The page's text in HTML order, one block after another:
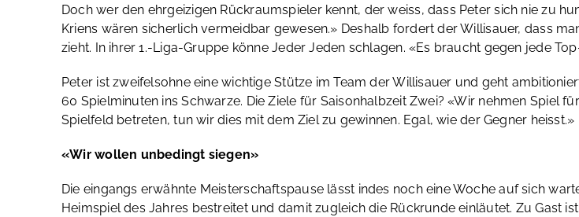
Doch wer den ehrgeizigen Rückraumspieler kennt, der weiss, dass Peter sich nie zu
Kriens wären sicherlich vermeidbar gewesen.» Deshalb fordert der Willisauer, dass
zieht. In ihrer 1.-Liga-Gruppe könne Jeder Jeden schlagen. «Es braucht gegen jede
Peter ist zweifelsohne eine wichtige Stütze im Team der Willisauer und geht
60 Spielminuten ins Schwarze. Die Ziele für Saisonhalbzeit Zwei? «Wir nehmen Spiel
Spielfeld betreten, tun wir dies mit dem Ziel zu gewinnen. Egal, wie der Gegner heisst.»
«Wir wollen unbedingt siegen»
Die eingangs erwähnte Meisterschaftspause lässt indes noch eine Woche auf sich
Heimspiel des Jahres bestreitet und damit zugleich die Rückrunde einläutet. Zu Gast